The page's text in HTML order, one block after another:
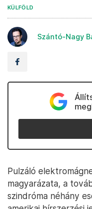
KÜLFÖLD
Szántó-Nagy
Pulzáló
magyarázata, a
szindróma néhány